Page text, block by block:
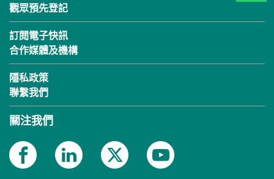
觀眾預先登記
訂閱電子快訊
合作媒體及機構
隱私政策
聯繫我們
關注我們